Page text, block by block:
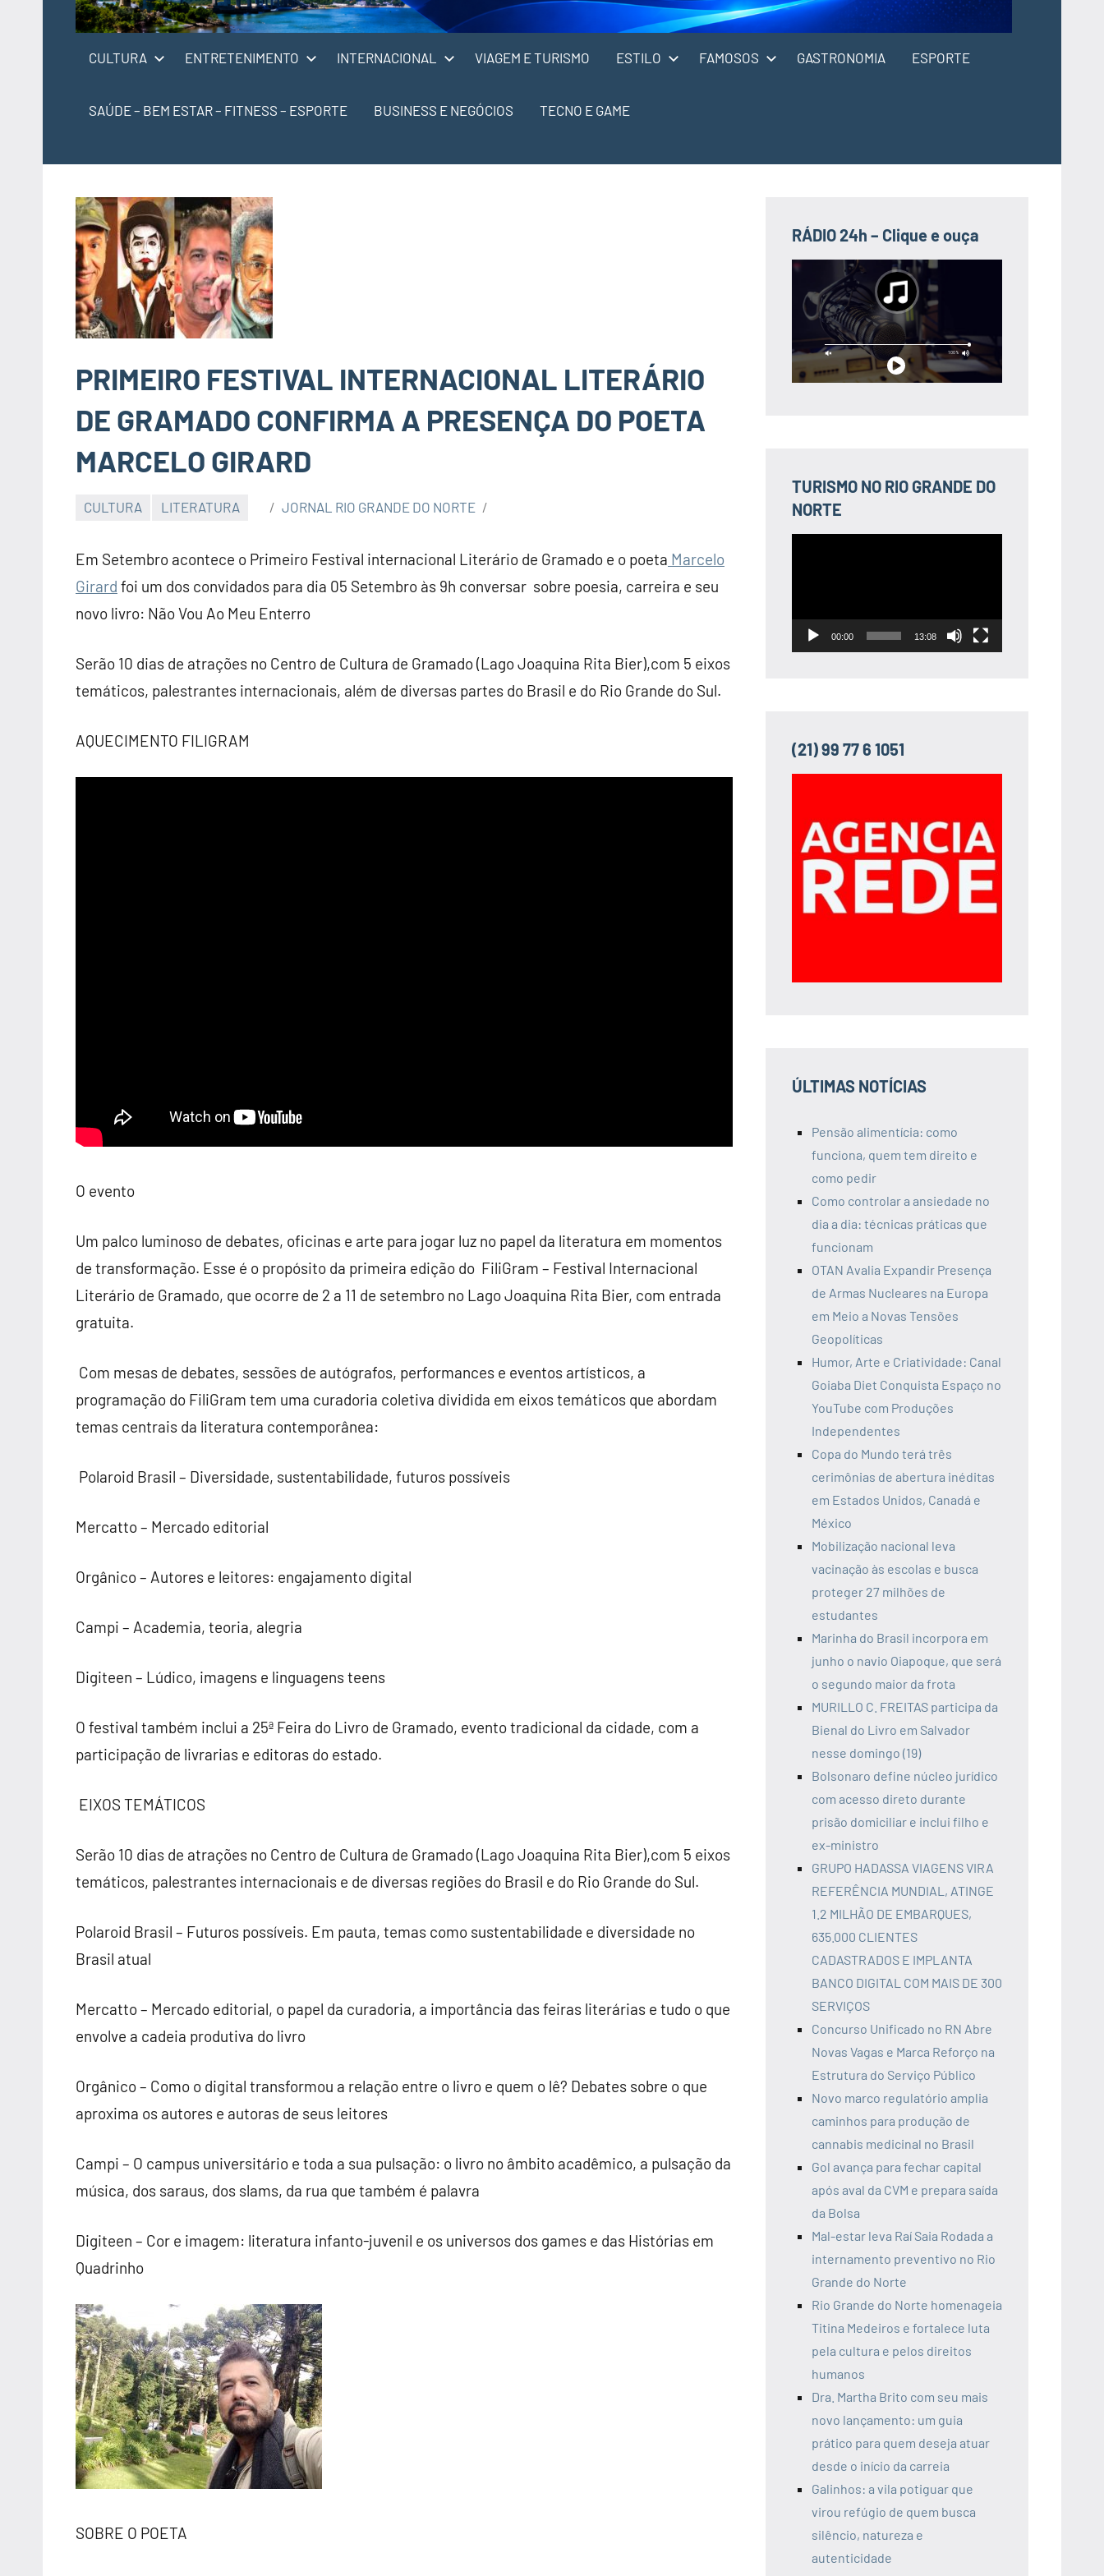
CULTURA ENTRETENIMENTO INTERNACIONAL VIAGEM E TURISMO ESTILO FAMOSOS GASTRONOMIA ESPORTE
SAÚDE – BEM ESTAR – FITNESS – ESPORTE BUSINESS E NEGÓCIOS TECNO E GAME
PRIMEIRO FESTIVAL INTERNACIONAL LITERÁRIO
DE GRAMADO CONFIRMA A PRESENÇA DO POETA
MARCELO GIRARD
CULTURA LITERATURA JORNAL RIO GRANDE DO NORTE
Em Setembro acontece o Primeiro Festival internacional Literário de Gramado e o poeta Marcelo
Girard foi um dos convidados para dia 05 Setembro às 9h conversar sobre poesia, carreira e seu
novo livro: Não Vou Ao Meu Enterro
Serão 10 dias de atrações no Centro de Cultura de Gramado (Lago Joaquina Rita Bier),com 5 eixos
temáticos, palestrantes internacionais, além de diversas partes do Brasil e do Rio Grande do Sul.
AQUECIMENTO FILIGRAM
O evento
Um palco luminoso de debates, oficinas e arte para jogar luz no papel da literatura em momentos
de transformação. Esse é o propósito da primeira edição do FiliGram – Festival Internacional
Literário de Gramado, que ocorre de 2 a 11 de setembro no Lago Joaquina Rita Bier, com entrada
gratuita.
Com mesas de debates, sessões de autógrafos, performances e eventos artísticos, a
programação do FiliGram tem uma curadoria coletiva dividida em eixos temáticos que abordam
temas centrais da literatura contemporânea:
Polaroid Brasil – Diversidade, sustentabilidade, futuros possíveis
Mercatto – Mercado editorial
Orgânico – Autores e leitores: engajamento digital
Campi – Academia, teoria, alegria
Digiteen – Lúdico, imagens e linguagens teens
O festival também inclui a 25ª Feira do Livro de Gramado, evento tradicional da cidade, com a
participação de livrarias e editoras do estado.
EIXOS TEMÁTICOS
Serão 10 dias de atrações no Centro de Cultura de Gramado (Lago Joaquina Rita Bier),com 5 eixos
temáticos, palestrantes internacionais e de diversas regiões do Brasil e do Rio Grande do Sul.
Polaroid Brasil – Futuros possíveis. Em pauta, temas como sustentabilidade e diversidade no
Brasil atual
Mercatto – Mercado editorial, o papel da curadoria, a importância das feiras literárias e tudo o que
envolve a cadeia produtiva do livro
Orgânico – Como o digital transformou a relação entre o livro e quem o lê? Debates sobre o que
aproxima os autores e autoras de seus leitores
Campi – O campus universitário e toda a sua pulsação: o livro no âmbito acadêmico, a pulsação da
música, dos saraus, dos slams, da rua que também é palavra
Digiteen – Cor e imagem: literatura infanto-juvenil e os universos dos games e das Histórias em
Quadrinho
SOBRE O POETA
RÁDIO 24h – Clique e ouça
TURISMO NO RIO GRANDE DO
NORTE
00:00 13:08
(21) 99 77 6 1051
ÚLTIMAS NOTÍCIAS
Pensão alimentícia: como
funciona, quem tem direito e
como pedir
Como controlar a ansiedade no
dia a dia: técnicas práticas que
funcionam
OTAN Avalia Expandir Presença
de Armas Nucleares na Europa
em Meio a Novas Tensões
Geopolíticas
Humor, Arte e Criatividade: Canal
Goiaba Diet Conquista Espaço no
YouTube com Produções
Independentes
Copa do Mundo terá três
cerimônias de abertura inéditas
em Estados Unidos, Canadá e
México
Mobilização nacional leva
vacinação às escolas e busca
proteger 27 milhões de
estudantes
Marinha do Brasil incorpora em
junho o navio Oiapoque, que será
o segundo maior da frota
MURILLO C. FREITAS participa da
Bienal do Livro em Salvador
nesse domingo (19)
Bolsonaro define núcleo jurídico
com acesso direto durante
prisão domiciliar e inclui filho e
ex-ministro
GRUPO HADASSA VIAGENS VIRA
REFERÊNCIA MUNDIAL, ATINGE
1.2 MILHÃO DE EMBARQUES,
635.000 CLIENTES
CADASTRADOS E IMPLANTA
BANCO DIGITAL COM MAIS DE 300
SERVIÇOS
Concurso Unificado no RN Abre
Novas Vagas e Marca Reforço na
Estrutura do Serviço Público
Novo marco regulatório amplia
caminhos para produção de
cannabis medicinal no Brasil
Gol avança para fechar capital
após aval da CVM e prepara saída
da Bolsa
Mal-estar leva Raí Saia Rodada a
internamento preventivo no Rio
Grande do Norte
Rio Grande do Norte homenageia
Titina Medeiros e fortalece luta
pela cultura e pelos direitos
humanos
Dra. Martha Brito com seu mais
novo lançamento: um guia
prático para quem deseja atuar
desde o início da carreia
Galinhos: a vila potiguar que
virou refúgio de quem busca
silêncio, natureza e
autenticidade